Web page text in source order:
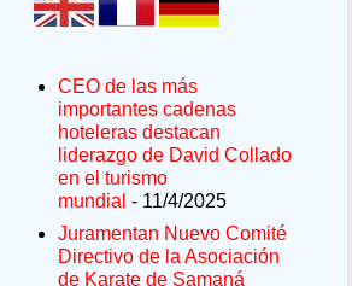
CEO de las más
importantes cadenas
hoteleras destacan
liderazgo de David Collado
en el turismo
mundial - 11/4/2025
Juramentan Nuevo Comité
Directivo de la Asociación
de Karate de Samaná